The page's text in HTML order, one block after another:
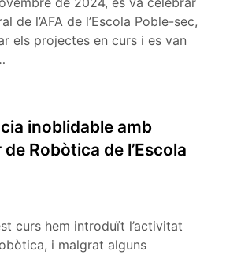
de l’AFA de l’Escola Poble-sec,
els projectes en curs i es van
inoblidable amb
de Robòtica de l’Escola
curs hem introduït l’activitat
i malgrat alguns